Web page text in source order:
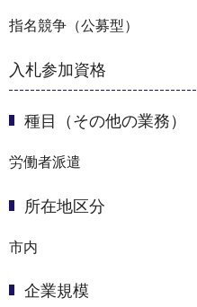
指名競争（公募型）
入札参加資格
種目（その他の業務）
労働者派遣
所在地区分
市内
企業規模